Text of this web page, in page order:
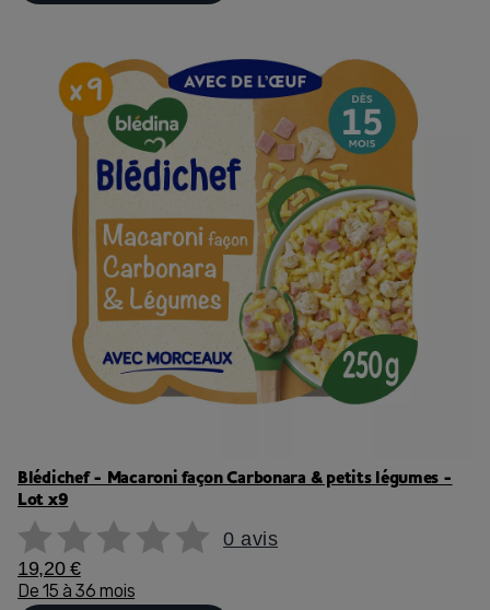
Blédichef - Macaroni façon Carbonara & petits légumes -
Lot x9
0 avis
19,20 €
De 15 à 36 mois